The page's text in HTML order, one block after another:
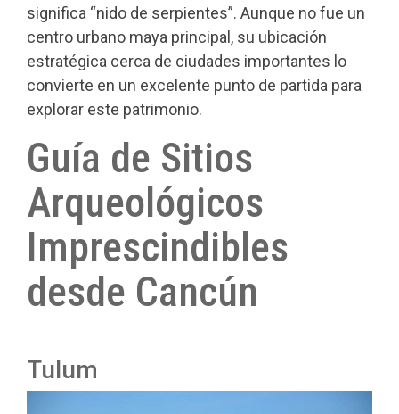
significa “nido de serpientes”. Aunque no fue un
centro urbano maya principal, su ubicación
estratégica cerca de ciudades importantes lo
convierte en un excelente punto de partida para
explorar este patrimonio.
Guía de Sitios
Arqueológicos
Imprescindibles
desde Cancún
Tulum